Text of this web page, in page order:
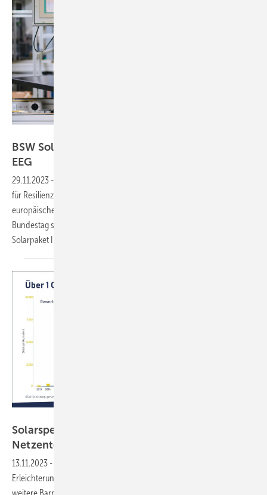
BSW Solar fordert Resilienz-Komponente im
EEG
29.11.2023 -
für Resilienz-Komponenten in der EEG-Förderung aus – auch um die
europäischen Solarindustrie im Wiederaufbau zu stärken. Der
Bundestag sollte die Komponenten noch in diesem Jahr im
Solarpaket I
Solarspeicher bis 2029 von doppelten
Netzentgelten
13.11.2023 -
Erleichterungen. Ziel müsse es aber sein, die Regeln zu entfristen und
weitere Barrieren abzubauen. Denn der Ausbau der Stromspeicher ist